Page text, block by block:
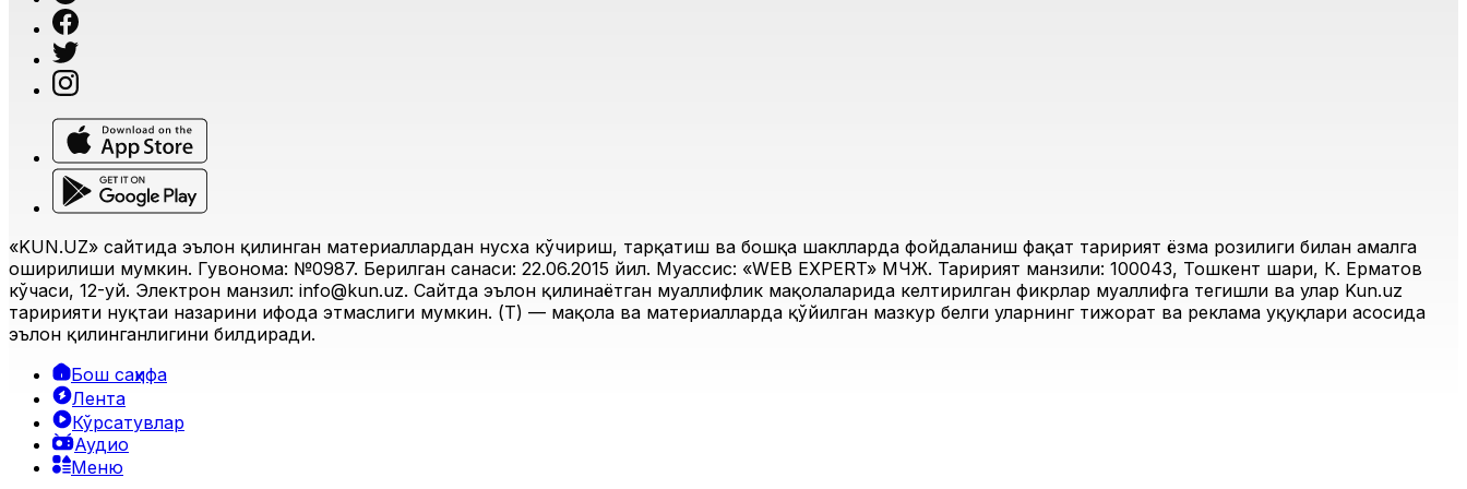
«KUN.UZ» сайтида эълон қилинган материаллардан нусха кўчириш, тарқатиш ва бошқа шаклларда фойдаланиш фақат таҳририят ёзма розилиги билан амалга
оширилиши мумкин. Гувоҳнома: №0987. Берилган санаси: 22.06.2015 йил. Муассис: «WEB EXPERT» МЧЖ. Таҳририят манзили: 100043, Тошкент шаҳри, К. Ерматов
кўчаси, 12-уй. Электрон манзил: info@kun.uz. Сайтда эълон қилинаётган муаллифлик мақолаларида келтирилган фикрлар муаллифга тегишли ва улар Kun.uz
таҳририяти нуқтаи назарини ифода этмаслиги мумкин. (Т) — мақола ва материалларда қўйилган мазкур белги уларнинг тижорат ва реклама ҳуқуқлари асосида
эълон қилинганлигини билдиради.
Бош саҳифа
Лента
Кўрсатувлар
Аудио
Меню